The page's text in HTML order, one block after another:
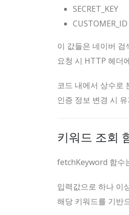
SECRET_KEY
CUSTOMER_ID
이 값들은 네이버
요청 시 HTTP 헤더
코드 내에서 상수로
인증 정보 변경 시
키워드 조회
fetchKeyword 함수
입력값으로 하나 이
해당 키워드를 기반